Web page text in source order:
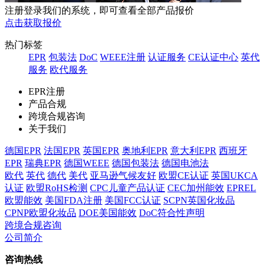
注册登录我们的系统，即可查看全部产品报价
点击获取报价
热门标签
EPR 包装法 DoC WEEE注册 认证服务 CE认证中心 英代
服务 欧代服务
EPR注册
产品合规
跨境合规咨询
关于我们
德国EPR 法国EPR 英国EPR 奥地利EPR 意大利EPR 西班牙
EPR 瑞典EPR 德国WEEE 德国包装法 德国电池法
欧代 英代 德代 美代 亚马逊气候友好 欧盟CE认证 英国UKCA
认证 欧盟RoHS检测 CPC儿童产品认证 CEC加州能效 EPREL
欧盟能效 美国FDA注册 美国FCC认证 SCPN英国化妆品
CPNP欧盟化妆品 DOE美国能效 DoC符合性声明
跨境合规咨询
公司简介
咨询热线